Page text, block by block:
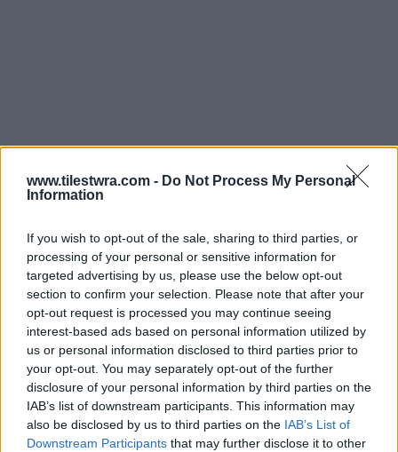
www.tilestwra.com - Do Not Process My Personal
Information
If you wish to opt-out of the sale, sharing to third parties, or
processing of your personal or sensitive information for
targeted advertising by us, please use the below opt-out
section to confirm your selection. Please note that after your
opt-out request is processed you may continue seeing
interest-based ads based on personal information utilized by
us or personal information disclosed to third parties prior to
your opt-out. You may separately opt-out of the further
disclosure of your personal information by third parties on the
IAB’s list of downstream participants. This information may
also be disclosed by us to third parties on the IAB’s List of
Downstream Participants that may further disclose it to other
Τότε ο δήμαρχος Αθηναίων και γιος της τη
φώναξε να μιλήσει λέγοντας το γνωστό πια…
έλα με φόρα αλλά με ομοιοκαταληξία: «Μάνα
Ντόρα έλα με φόρα»
Η Ντόρα Μπακογιάννη συγκινημένη από τα
όσα άκουσε ξεκίνησε την ομιλία της μιλώντας
για τα παιδιά της: «Στα τόσα χρόνια, ποτέ δεν
με έχουν προλογίσει τα παιδιά μου οπότε
πρέπει να σας πω ότι μου ‘χει κοπεί και λίγο η